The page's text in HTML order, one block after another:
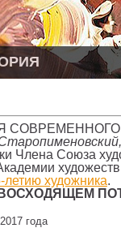
Члена Союза
художеств
летию художника.
года